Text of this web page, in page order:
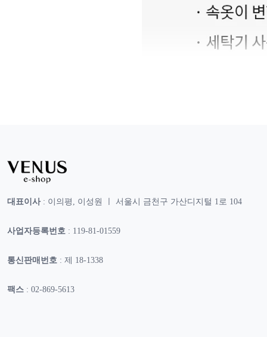
대표이사: 이의평, 이성원 ㅣ 서울시 금천구 가산디지털 1로 104
사업자등록번호 : 119-81-01559
통신판매번호 : 제 18-1338
팩스 : 02-869-5613